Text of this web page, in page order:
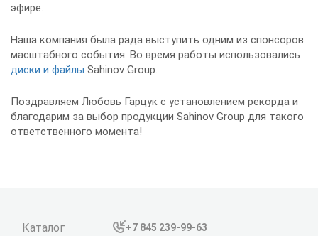
эфире.
Наша компания была рада выступить одним из спонсоров
масштабного события. Во время работы использовались
диски и файлы Sahinov Group.
Поздравляем Любовь Гарцук с установлением рекорда и
благодарим за выбор продукции Sahinov Group для такого
ответственного момента!
Каталог +7 845 239-99-63